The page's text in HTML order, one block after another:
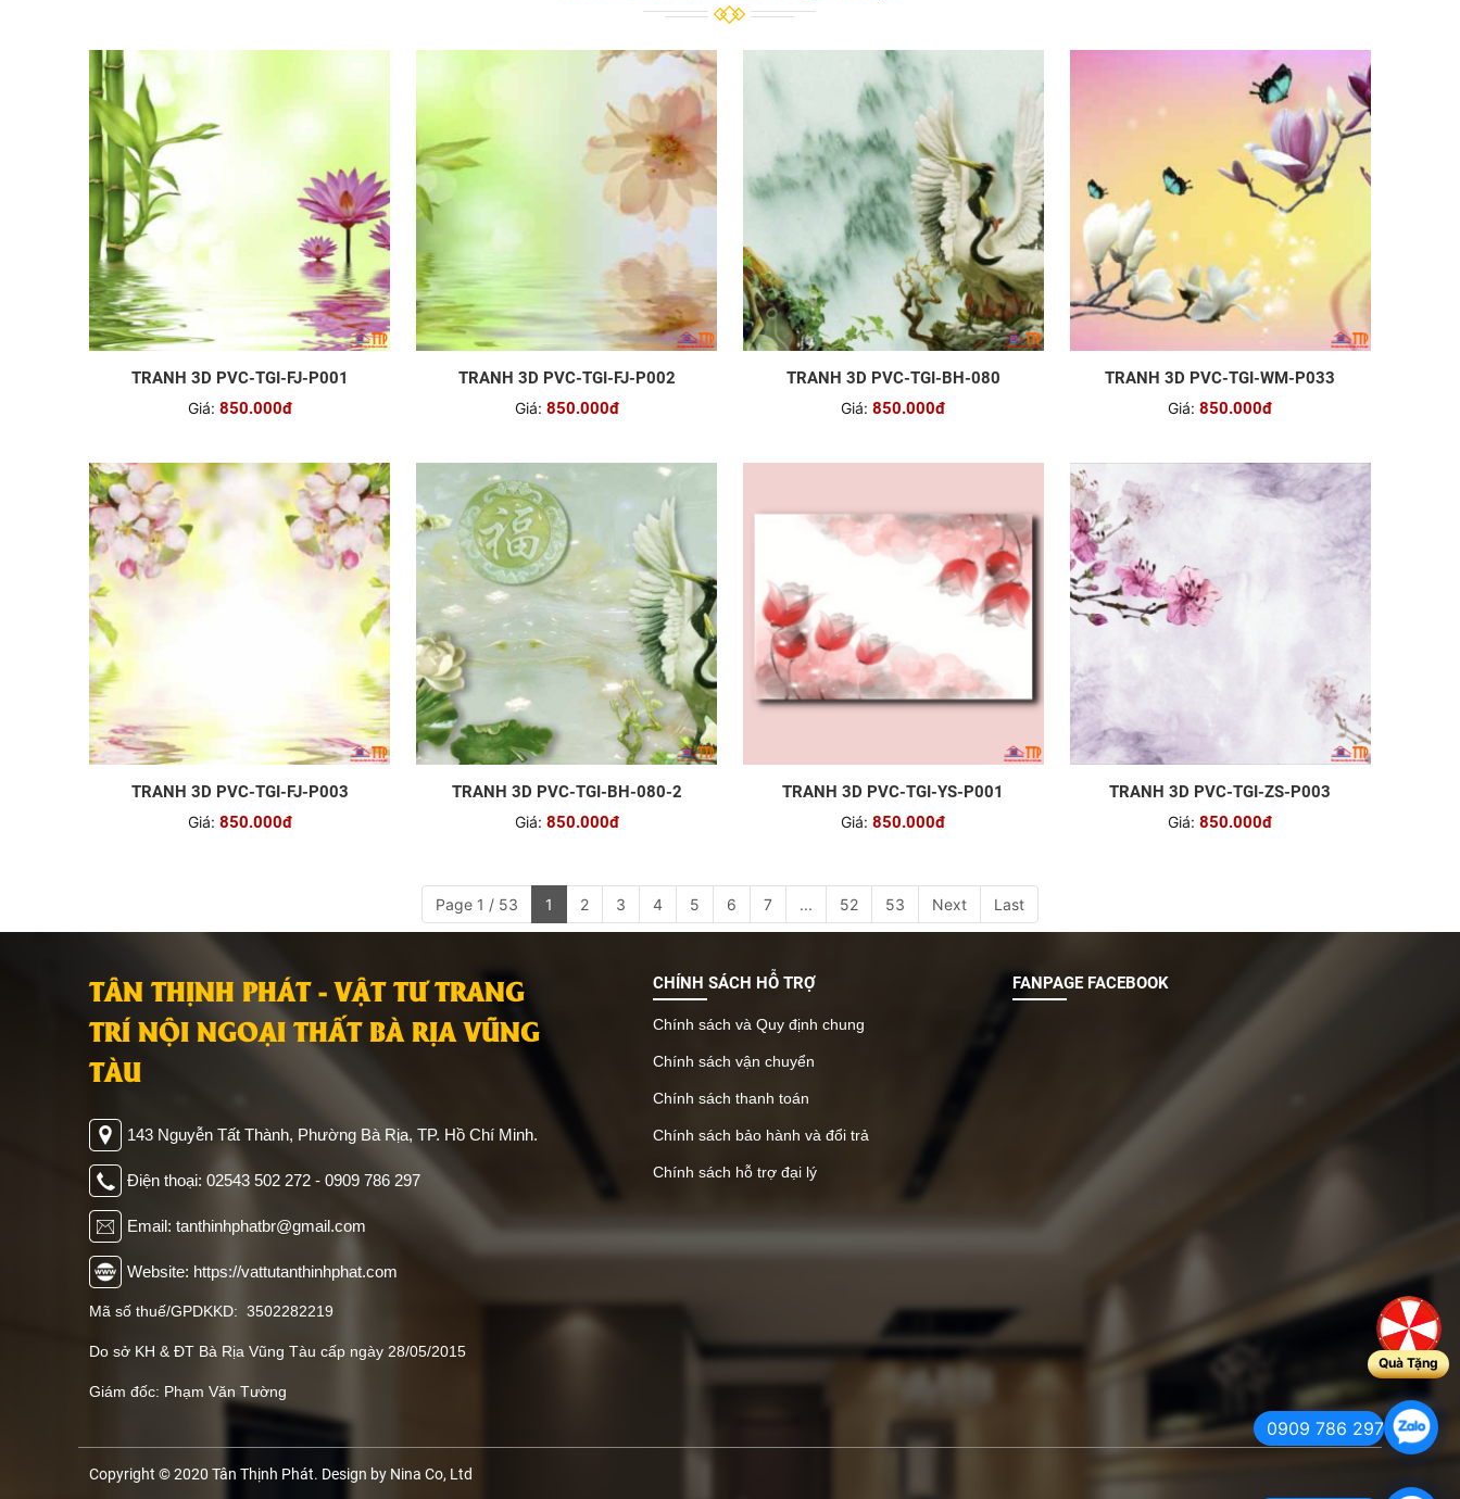
TRANH 3D PVC-TGI-FJ-P001
Giá: 850.000đ
TRANH 3D PVC-TGI-FJ-P002
Giá: 850.000đ
TRANH 3D PVC-TGI-BH-080
Giá: 850.000đ
TRANH 3D PVC-TGI-WM-P033
Giá: 850.000đ
TRANH 3D PVC-TGI-FJ-P003
Giá: 850.000đ
TRANH 3D PVC-TGI-BH-080-2
Giá: 850.000đ
TRANH 3D PVC-TGI-YS-P001
Giá: 850.000đ
TRANH 3D PVC-TGI-ZS-P003
Giá: 850.000đ
Page 1 / 53 1 2 3 4 5 6 7 ... 52 53 Next Last
TÂN THỊNH PHÁT - VẬT TƯ TRANG
TRÍ NỘI NGOẠI THẤT BÀ RỊA VŨNG
TÀU
143 Nguyễn Tất Thành, Phường Bà Rịa, TP. Hồ Chí Minh.
Điện thoại: 02543 502 272 - 0909 786 297
Email: tanthinhphatbr@gmail.com
Website: https://vattutanthinhphat.com
Mã số thuế/GPDKKD: 3502282219
Do sở KH & ĐT Bà Rịa Vũng Tàu cấp ngày 28/05/2015
Giám đốc: Phạm Văn Tường
CHÍNH SÁCH HỖ TRỢ
Chính sách và Quy định chung
Chính sách vận chuyển
Chính sách thanh toán
Chính sách bảo hành và đổi trả
Chính sách hỗ trợ đại lý
FANPAGE FACEBOOK
Copyright © 2020 Tân Thịnh Phát. Design by Nina Co, Ltd
Quà Tặng
0909 786 297